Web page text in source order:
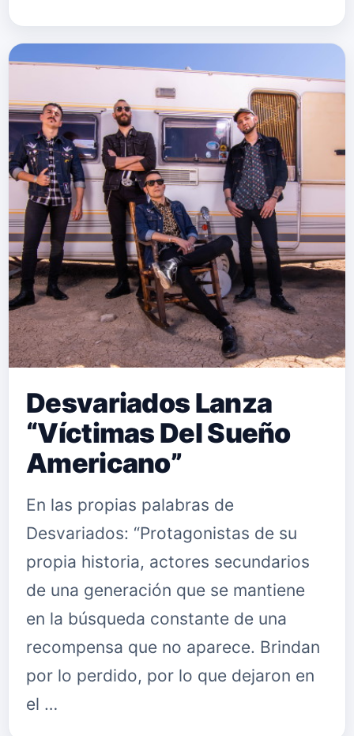
dejamos. Puedes seguir a Martha
Desvariados Lanza
“Víctimas Del Sueño
Americano”
En las propias palabras de
Desvariados: “Protagonistas de su
propia historia, actores secundarios
de una generación que se mantiene
en la búsqueda constante de una
recompensa que no aparece. Brindan
por lo perdido, por lo que dejaron en
el …